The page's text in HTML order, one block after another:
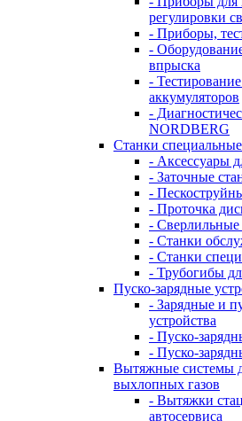
регулировки
- Приборы,
-
впрыска
-
аккумуляторов
-
NORDBERG
Станки специальные
- Аксессуары
- Заточные
-
- Проточка
- Сверлильные
- Станки
- Станки
- Трубогибы
Пуско-зарядные
- Зарядные и
устройства
- Пуско-
- Пуско-
Вытяжные системы
выхлопных газов
- Вытяжки
автосервиса